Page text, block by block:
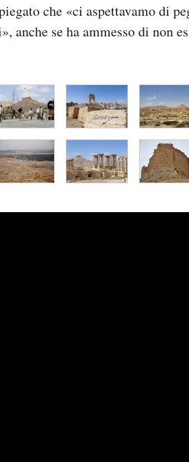
che «ci aspettavamo di
anche se ha ammesso di non